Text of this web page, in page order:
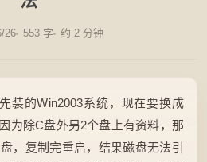
26 553 字 约 2 分钟
装的Win2003系统，现在要换成
为除C盘外另2个盘上有资料，那
，复制完重启，结果磁盘无法引